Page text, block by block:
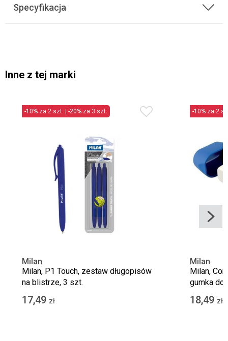
Specyfikacja
Inne z tej marki
-10% za 2 szt. | -20% za 3 szt.
Milan
Milan, P1 Touch, zestaw długopisów
na blistrze, 3 szt.
17,49 zł
-10% za 2
Milan
Milan,
gumka do
18,49 zł